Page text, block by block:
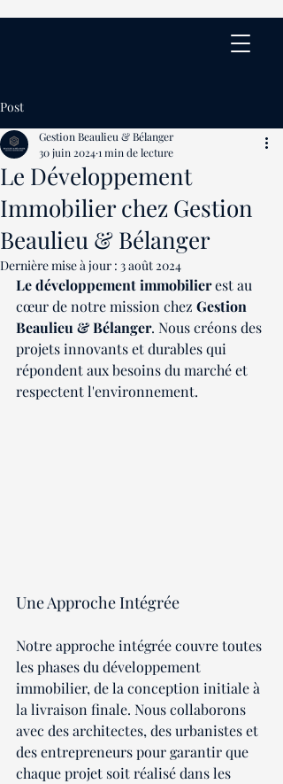
Post
Le Développement
Immobilier chez Gestion
Beaulieu & Bélanger
Gestion Beaulieu & Bélanger
30 juin 20241 min de lecture
Dernière mise à jour : 3 août 2024
Le développement immobilier est au
cœur de notre mission chez Gestion
Beaulieu & Bélanger. Nous créons des
projets innovants et durables qui
répondent aux besoins du marché et
respectent l'environnement.
Une Approche Intégrée
Notre approche intégrée couvre toutes
les phases du développement
immobilier, de la conception initiale à
la livraison finale. Nous collaborons
avec des architectes, des urbanistes et
des entrepreneurs pour garantir que
chaque projet soit réalisé dans les